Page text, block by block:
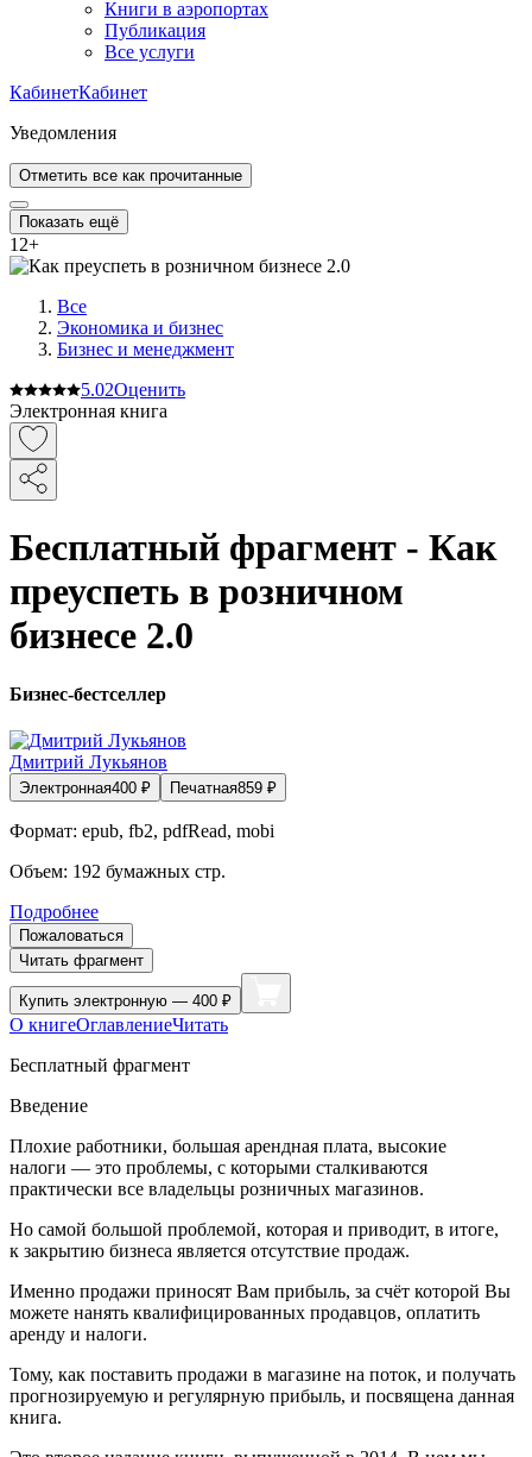
Книги в аэропортах
Публикация
Все услуги
КабинетКабинет
Уведомления
Отметить все как прочитанные
Показать ещё
12+
Все
Экономика и бизнес
Бизнес и менеджмент
5.02Оценить
Электронная книга
Бесплатный фрагмент - Как
преуспеть в розничном
бизнесе 2.0
Бизнес-бестселлер
Дмитрий Лукьянов
Электронная400 ₽ Печатная859 ₽
Формат: epub, fb2, pdfRead, mobi
Объем: 192 бумажных стр.
Подробнее
Пожаловаться
Читать фрагмент
Купить электронную — 400 ₽
О книгеОглавлениеЧитать
Бесплатный фрагмент
Введение
Плохие работники, большая арендная плата, высокие
налоги — это проблемы, с которыми сталкиваются
практически все владельцы розничных магазинов.
Но самой большой проблемой, которая и приводит, в итоге,
к закрытию бизнеса является отсутствие продаж.
Именно продажи приносят Вам прибыль, за счёт которой Вы
можете нанять квалифицированных продавцов, оплатить
аренду и налоги.
Тому, как поставить продажи в магазине на поток, и получать
прогнозируемую и регулярную прибыль, и посвящена данная
книга.